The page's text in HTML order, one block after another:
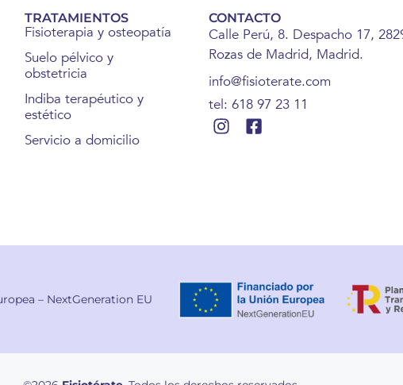
TRATAMIENTOS
Fisioterapia y osteopatía
Suelo pélvico y
obstetricia
Indiba terapéutico y
estético
Servicio a domicilio
CONTACTO
Calle Perú, 8. Despacho 17,
Rozas de Madrid, Madrid.
info@fisioterate.com
tel: 618 97 23 11
– NextGeneration EU